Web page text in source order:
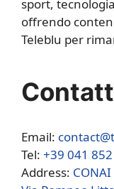
sport,
offrendo
Teleblu per
Email:
Tel: +39 041
Address: